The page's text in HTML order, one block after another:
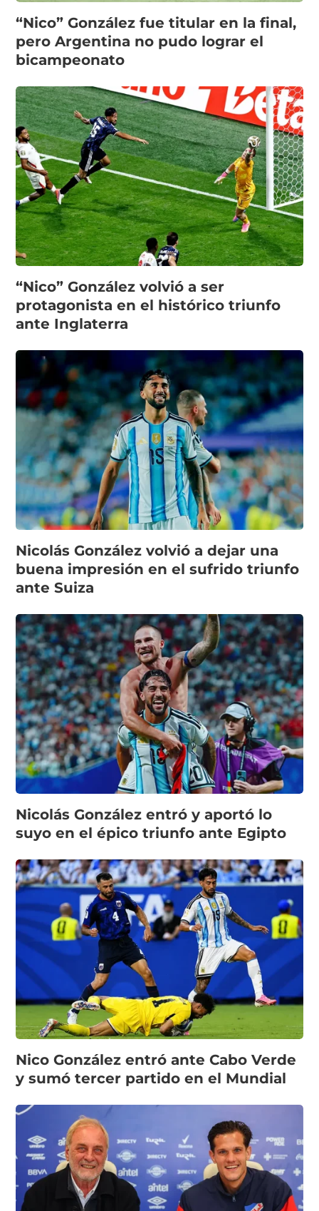
“Nico” González fue titular en la final,
pero Argentina no pudo lograr el
bicampeonato
“Nico” González volvió a ser
protagonista en el histórico triunfo
ante Inglaterra
Nicolás González volvió a dejar una
buena impresión en el sufrido triunfo
ante Suiza
Nicolás González entró y aportó lo
suyo en el épico triunfo ante Egipto
Nico González entró ante Cabo Verde
y sumó tercer partido en el Mundial